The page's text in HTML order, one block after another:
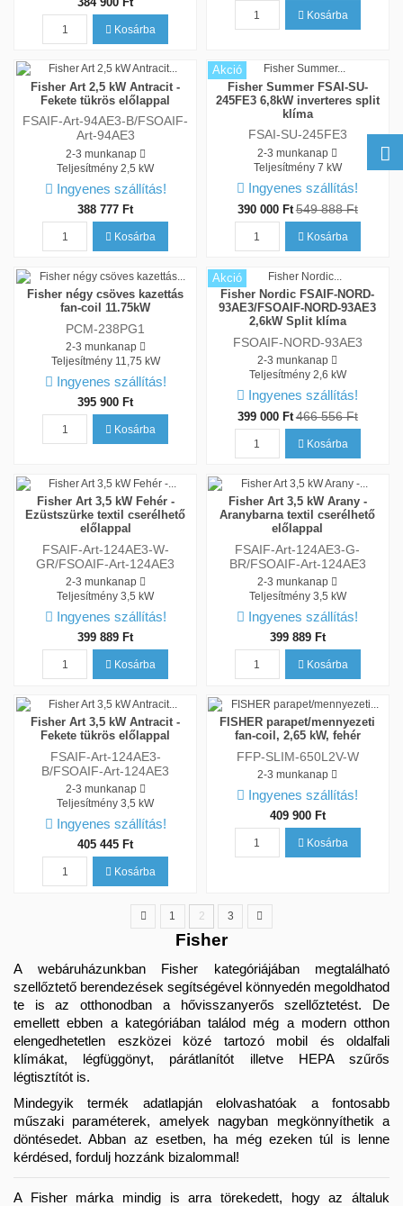
Kosárba
Kosárba
Fisher Art 2,5 kW Antracit -
Fekete tükrös előlappal
FSAIF-Art-94AE3-B/FSOAIF-
Art-94AE3
2-3 munkanap
Teljesítmény2,5 kW
Ingyenes szállítás!
388 777 Ft
Kosárba
Akció
Fisher Summer FSAI-SU-
245FE3 6,8kW inverteres split
klíma
FSAI-SU-245FE3
2-3 munkanap
Teljesítmény 7 kW
Ingyenes szállítás!
390 000 Ft 549 888 Ft
Kosárba
Fisher négy csöves kazettás
fan-coil 11.75kW
PCM-238PG1
2-3 munkanap
Teljesítmény 11,75 kW
Ingyenes szállítás!
395 900 Ft
Kosárba
Akció
Fisher Nordic FSAIF-NORD-
93AE3/FSOAIF-NORD-93AE3
2,6kW Split klíma
FSOAIF-NORD-93AE3
2-3 munkanap
Teljesítmény 2,6 kW
Ingyenes szállítás!
399 000 Ft 466 556 Ft
Kosárba
Fisher Art 3,5 kW Fehér -
Ezüstszürke textil cserélhető
előlappal
FSAIF-Art-124AE3-W-
GR/FSOAIF-Art-124AE3
2-3 munkanap
Teljesítmény3,5 kW
Ingyenes szállítás!
399 889 Ft
Kosárba
Fisher Art 3,5 kW Arany -
Aranybarna textil cserélhető
előlappal
FSAIF-Art-124AE3-G-
BR/FSOAIF-Art-124AE3
2-3 munkanap
Teljesítmény 3,5 kW
Ingyenes szállítás!
399 889 Ft
Kosárba
Fisher Art 3,5 kW Antracit -
Fekete tükrös előlappal
FSAIF-Art-124AE3-
B/FSOAIF-Art-124AE3
2-3 munkanap
Teljesítmény3,5 kW
Ingyenes szállítás!
405 445 Ft
Kosárba
FISHER parapet/mennyezeti
fan-coil, 2,65 kW, fehér
FFP-SLIM-650L2V-W
2-3 munkanap
Ingyenes szállítás!
409 900 Ft
Kosárba
1 2 3
Fisher
A webáruházunkban Fisher kategóriájában megtalálható
szellőztető berendezések segítségével könnyedén megoldhatod
te is az otthonodban a hővisszanyerős szellőztetést. De
emellett ebben a kategóriában találod még a modern otthon
elengedhetetlen eszközei közé tartozó mobil és oldalfali
klímákat, légfüggönyt, párátlanítót illetve HEPA szűrős
légtisztítót is.
Mindegyik termék adatlapján elolvashatóak a fontosabb
műszaki paraméterek, amelyek nagyban megkönnyíthetik a
döntésedet. Abban az esetben, ha még ezeken túl is lenne
kérdésed, fordulj hozzánk bizalommal!
A Fisher márka mindig is arra törekedett, hogy az általuk